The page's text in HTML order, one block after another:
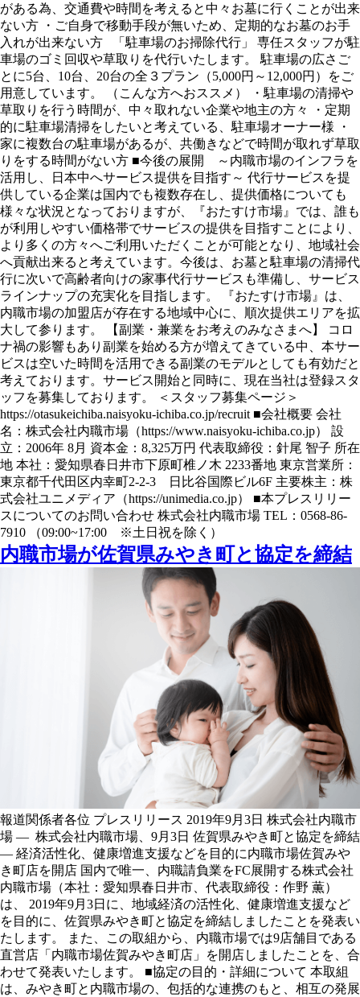
がある為、交通費や時間を考えると中々お墓に行くことが出来
ない方 ・ご自身で移動手段が無いため、定期的なお墓のお手
入れが出来ない方 「駐車場のお掃除代行」 専任スタッフが駐
車場のゴミ回収や草取りを代行いたします。 駐車場の広さご
とに5台、10台、20台の全３プラン（5,000円～12,000円）をご
用意しています。 （こんな方へおススメ） ・駐車場の清掃や
草取りを行う時間が、中々取れない企業や地主の方々 ・定期
的に駐車場清掃をしたいと考えている、駐車場オーナー様 ・
家に複数台の駐車場があるが、共働きなどで時間が取れず草取
りをする時間がない方 ■今後の展開 ～内職市場のインフラを
活用し、日本中へサービス提供を目指す～ 代行サービスを提
供している企業は国内でも複数存在し、提供価格についても
様々な状況となっておりますが、『おたすけ市場』では、誰も
が利用しやすい価格帯でサービスの提供を目指すことにより、
より多くの方々へご利用いただくことが可能となり、地域社会
へ貢献出来ると考えています。今後は、お墓と駐車場の清掃代
行に次いで高齢者向けの家事代行サービスも準備し、サービス
ラインナップの充実化を目指します。 『おたすけ市場』は、
内職市場の加盟店が存在する地域中心に、順次提供エリアを拡
大して参ります。 【副業・兼業をお考えのみなさまへ】 コロ
ナ禍の影響もあり副業を始める方が増えてきている中、本サー
ビスは空いた時間を活用できる副業のモデルとしても有効だと
考えております。サービス開始と同時に、現在当社は登録スタ
ッフを募集しております。 ＜スタッフ募集ページ＞
https://otasukeichiba.naisyoku-ichiba.co.jp/recruit ■会社概要 会社
名：株式会社内職市場（https://www.naisyoku-ichiba.co.jp） 設
立：2006年 8月 資本金：8,325万円 代表取締役：針尾 智子 所在
地 本社：愛知県春日井市下原町椎ノ木 2233番地 東京営業所：
東京都千代田区内幸町2-2-3 日比谷国際ビル6F 主要株主：株
式会社ユニメディア（https://unimedia.co.jp） ■本プレスリリー
スについてのお問い合わせ 株式会社内職市場 TEL：0568-86-
7910 （09:00~17:00 ※土日祝を除く）
内職市場が佐賀県みやき町と協定を締結
報道関係者各位 プレスリリース 2019年9月3日 株式会社内職市
場 — 株式会社内職市場、9月3日 佐賀県みやき町と協定を締結
— 経済活性化、健康増進支援などを目的に内職市場佐賀みや
き町店を開店 国内で唯一、内職請負業をFC展開する株式会社
内職市場（本社：愛知県春日井市、代表取締役：作野 薫）
は、 2019年9月3日に、地域経済の活性化、健康増進支援など
を目的に、佐賀県みやき町と協定を締結しましたことを発表い
たします。 また、この取組から、内職市場では9店舗目である
直営店「内職市場佐賀みやき町店」を開店しましたことを、合
わせて発表いたします。 ■協定の目的・詳細について 本取組
は、みやき町と内職市場の、包括的な連携のもと、相互の発展